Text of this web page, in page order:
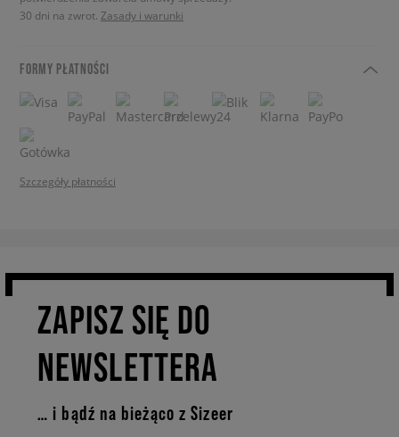
30 dni na zwrot. Zasady i warunki
FORMY PŁATNOŚCI
Szczegóły płatności
ZAPISZ SIĘ DO
NEWSLETTERA
… i bądź na bieżąco z Sizeer